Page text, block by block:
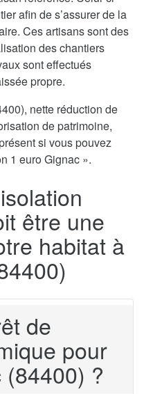
afin de s’assurer de la
Ces artisans sont des
des chantiers
sont effectués
propre.
nette réduction de
de patrimoine,
si vous pouvez
1 euro Gignac ».
être une
habitat à
de
pour
?